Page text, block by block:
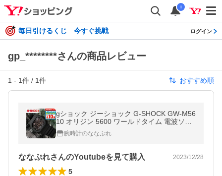
i
毎日引けるくじ 今すぐ挑戦 ログイン
gp_********さんの商品レビュー
1 - 1件 / 1件 おすすめ順
gショック ジーショック G-SHOCK GW-M56
10 オリジン 5600 ワールドタイム 電波ソー
ラー メンズ 腕時計 ブランド GW-M5610U-1
BER オールブラック カシオ
腕時計のななぷれ
ななぷれさんのYoutubeを見て購入 2023/12/28
5